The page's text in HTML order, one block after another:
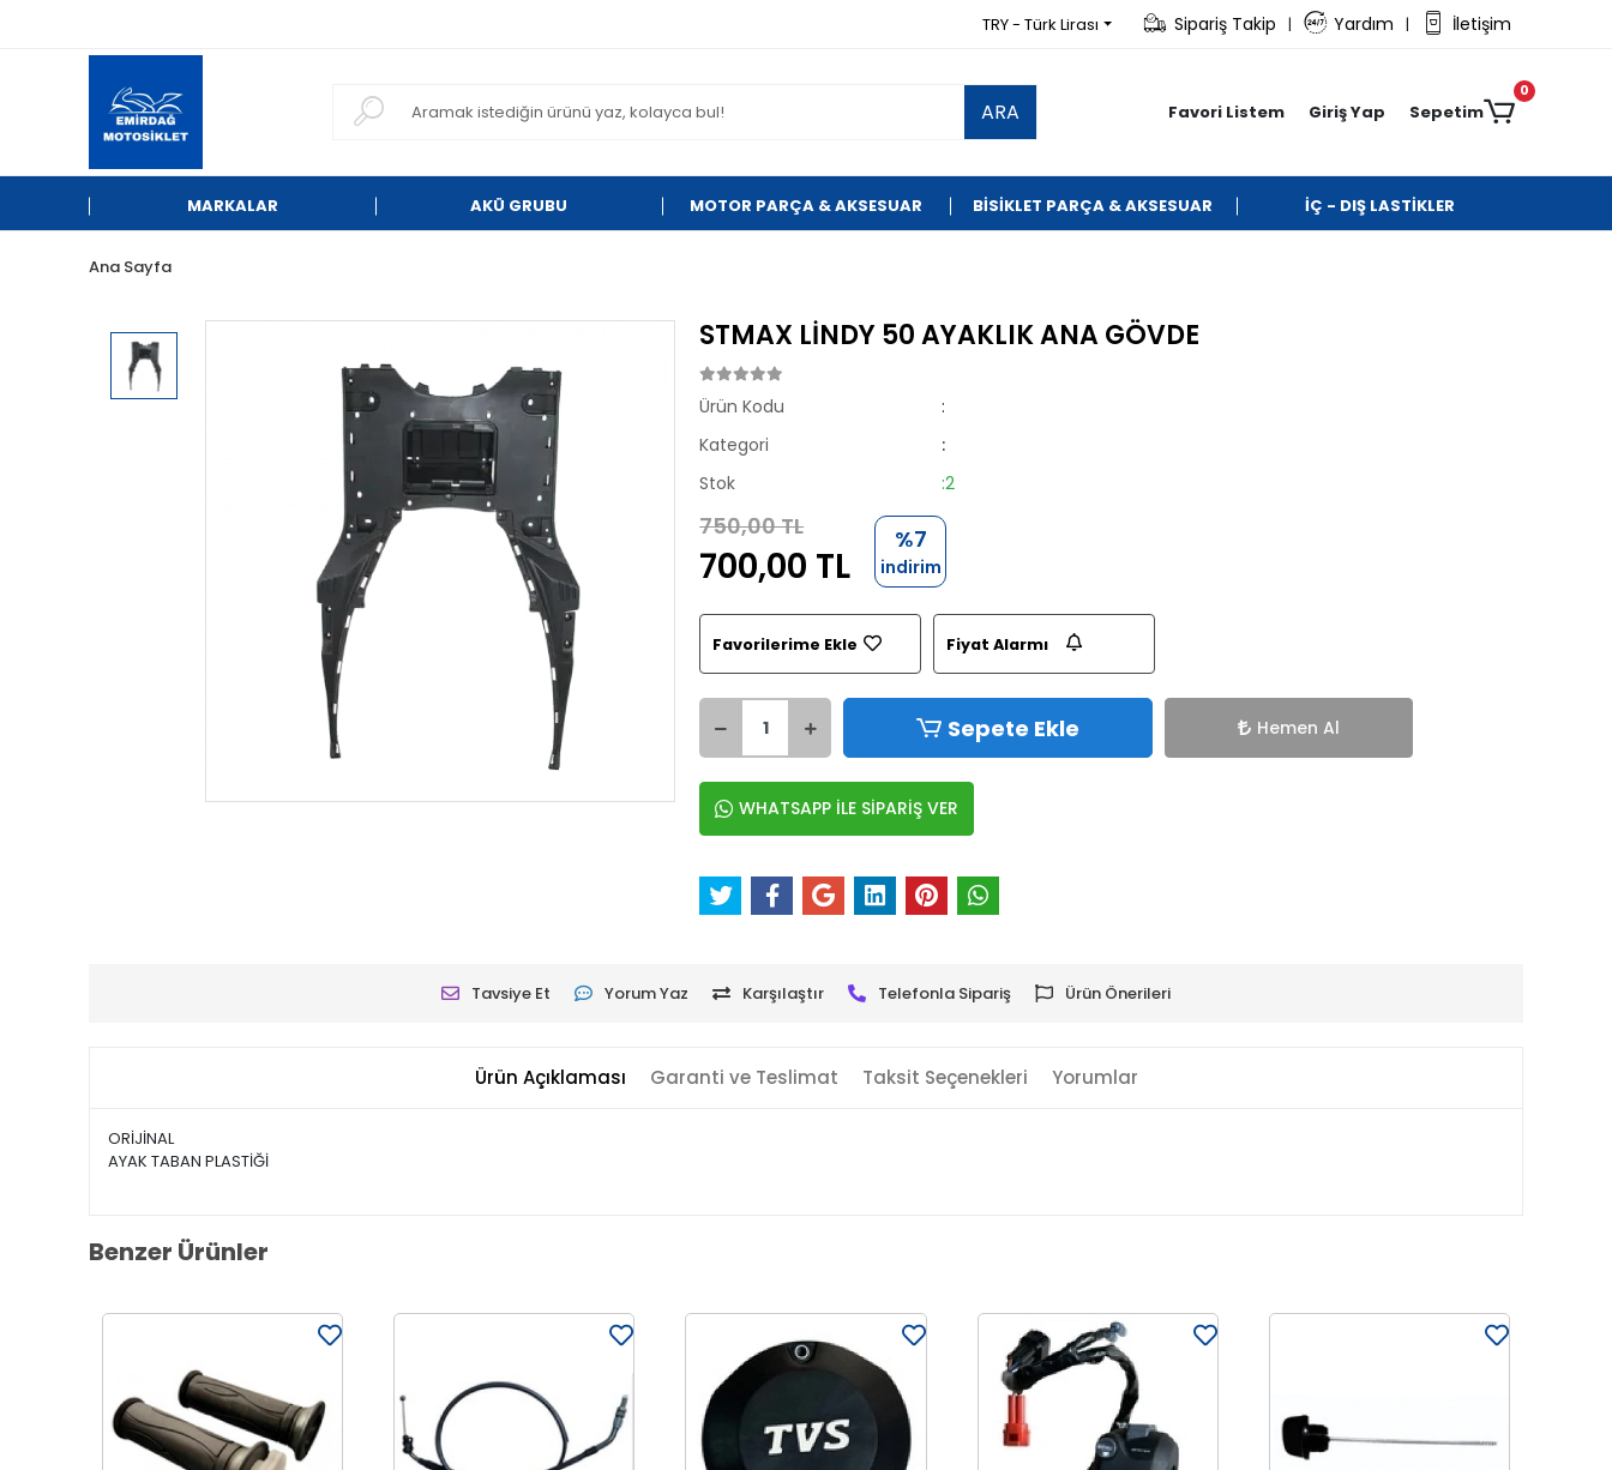
TRY - Türk Lirası Sipariş Takip | Yardım | İletişim
ARA Favori Listem Giriş Yap Sepetim
0
MARKALAR AKÜ GRUBU MOTOR PARÇA & AKSESUAR BİSİKLET PARÇA & AKSESUAR İÇ - DIŞ LASTİKLER
Ana Sayfa
STMAX LİNDY 50 AYAKLIK ANA GÖVDE
Ürün Kodu
:
Kategori
:
Stok
:2
750,00 TL
700,00 TL
%7
indirim
Favorilerime Ekle Fiyat Alarmı
Sepete Ekle Hemen Al
WHATSAPP İLE SİPARİŞ VER
Tavsiye Et Yorum Yaz Karşılaştır Telefonla Sipariş Ürün Önerileri
Ürün Açıklaması Garanti ve Teslimat Taksit Seçenekleri Yorumlar
ORİJİNAL
AYAK TABAN PLASTİĞİ
Benzer Ürünler